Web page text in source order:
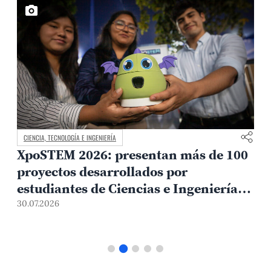
CIENCIA, TECNOLOGÍA E INGENIERÍA
El Departamento Académico de
Ciencias PUCP conmemora 60 años de
impulso a la investigación y la
formación científica
10.07.2026